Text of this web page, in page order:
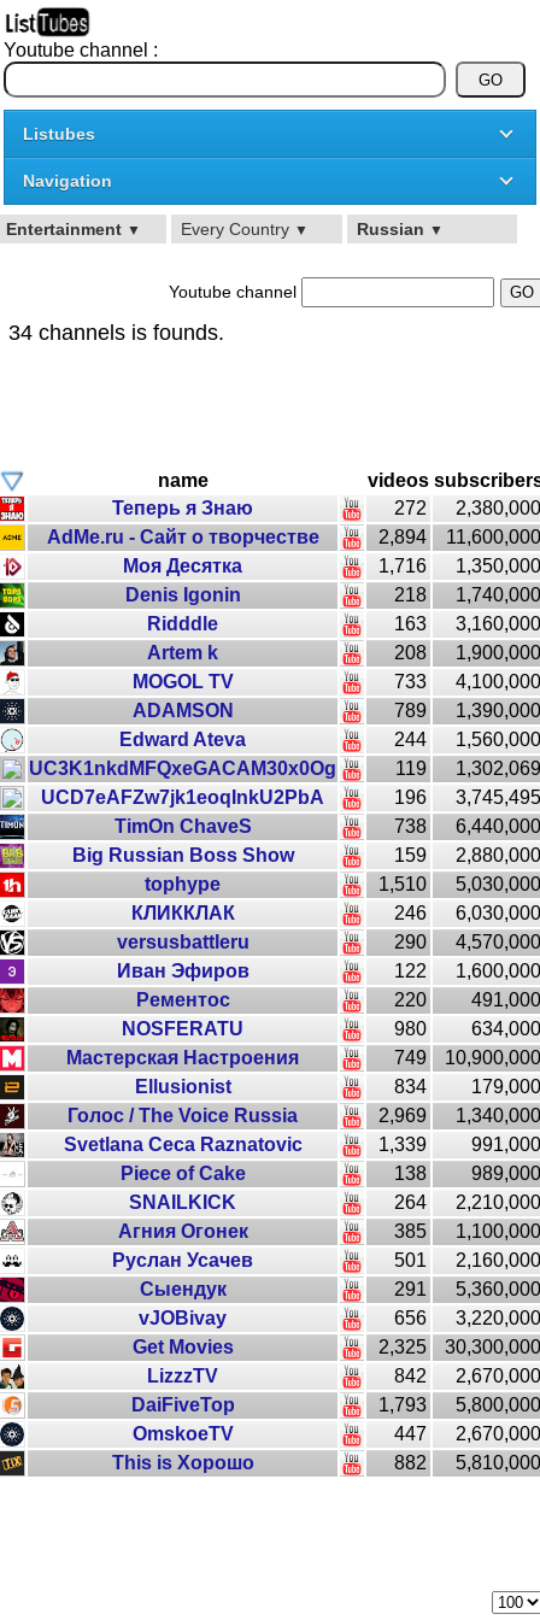
Youtube channel :
Listubes
Navigation
Entertainment ▼ Every Country ▼ Russian ▼
Youtube channel
34 channels is founds.
name videos
Теперь я Знаю
272
2,380,000
AdMe.ru - Сайт о творчестве
2,894
11,600,000
Моя Десятка
1,716
1,350,000
Denis Igonin
218
1,740,000
Ridddle
163
3,160,000
Artem k
208
1,900,000
MOGOL TV
733
4,100,000
ADAMSON
789
1,390,000
Edward Ateva
244
1,560,000
UC3K1nkdMFQxeGACAM30x0Og
119
1,302,069
UCD7eAFZw7jk1eoqInkU2PbA
196
3,745,495
TimOn ChaveS
738
6,440,000
Big Russian Boss Show
159
2,880,000
tophype
1,510
5,030,000
КЛИККЛАК
246
6,030,000
versusbattleru
290
4,570,000
Иван Эфиров
122
1,600,000
Рементос
220
491,000
NOSFERATU
980
634,000
Мастерская Настроения
749
10,900,000
Ellusionist
834
179,000
Голос / The Voice Russia
2,969
1,340,000
Svetlana Ceca Raznatovic
1,339
991,000
Piece of Cake
138
989,000
SNAILKICK
264
2,210,000
Агния Огонек
385
1,100,000
Руслан Усачев
501
2,160,000
Сыендук
291
5,360,000
vJOBivay
656
3,220,000
Get Movies
2,325
30,300,000
LizzzTV
842
2,670,000
DaiFiveTop
1,793
5,800,000
OmskoeTV
447
2,670,000
This is Хорошо
882 5,810,000